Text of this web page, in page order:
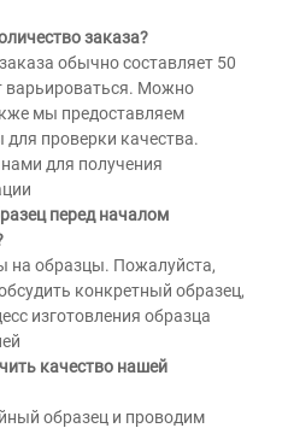
заказа?
обычно составляет 50
варьироваться. Можно
мы предоставляем
проверки качества.
для получения
перед началом
образцы. Пожалуйста,
конкретный образец,
изготовления образца
качество нашей
образец и проводим